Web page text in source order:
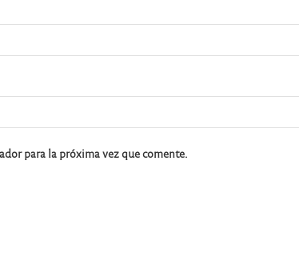
para la próxima vez que comente.